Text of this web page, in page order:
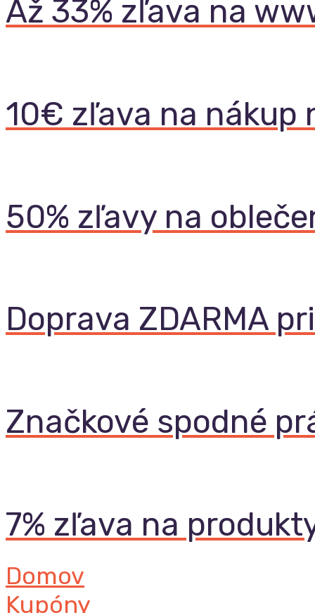
Až 33% zľava na
10€ zľava na nákup
50% zľavy na
Doprava ZDARMA
Značkové spodné
7% zľava na
Domov
Kupóny